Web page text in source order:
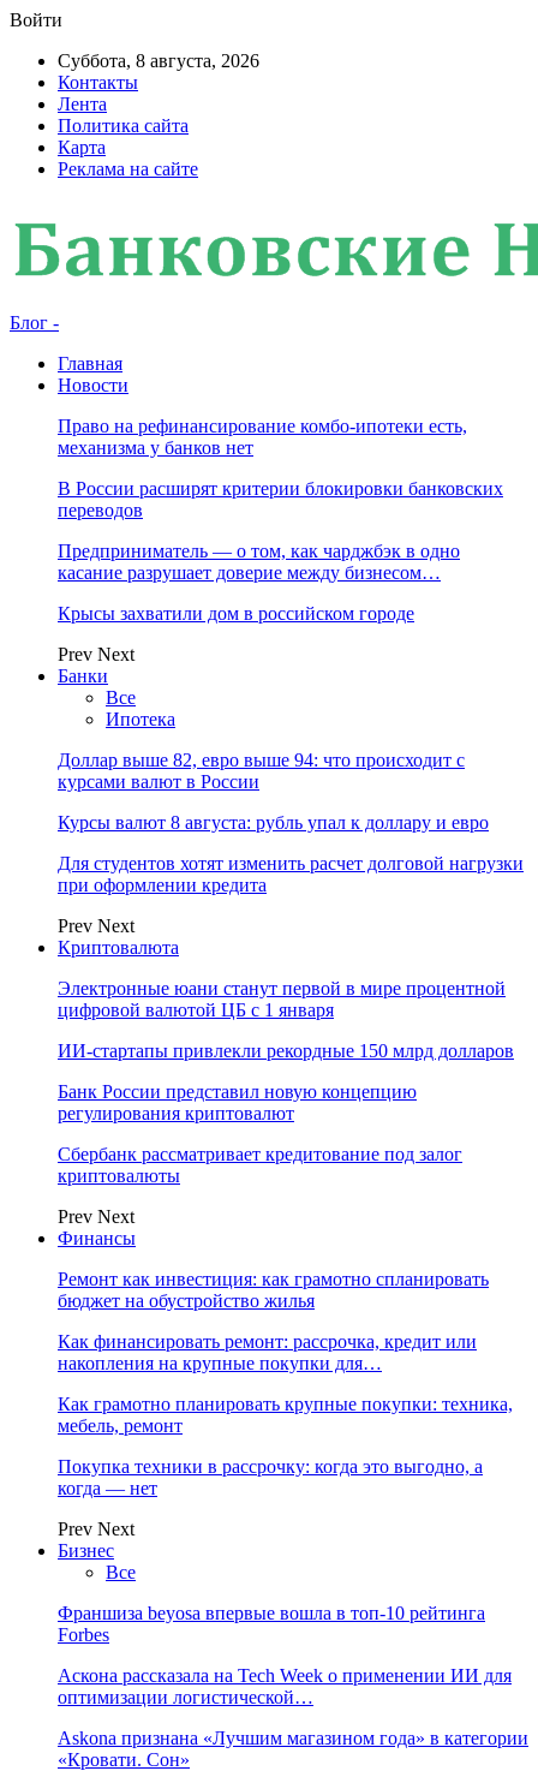
Войти
Суббота, 8 августа, 2026
Контакты
Лента
Политика сайта
Карта
Реклама на сайте
Блог -
Главная
Новости
Право на рефинансирование комбо-ипотеки есть,
механизма у банков нет
В России расширят критерии блокировки банковских
переводов
Предприниматель — о том, как чарджбэк в одно
касание разрушает доверие между бизнесом…
Крысы захватили дом в российском городе
Prev Next
Банки
Все
Ипотека
Доллар выше 82, евро выше 94: что происходит с
курсами валют в России
Курсы валют 8 августа: рубль упал к доллару и евро
Для студентов хотят изменить расчет долговой нагрузки
при оформлении кредита
Prev Next
Криптовалюта
Электронные юани станут первой в мире процентной
цифровой валютой ЦБ с 1 января
ИИ-стартапы привлекли рекордные 150 млрд долларов
Банк России представил новую концепцию
регулирования криптовалют
Сбербанк рассматривает кредитование под залог
криптовалюты
Prev Next
Финансы
Ремонт как инвестиция: как грамотно спланировать
бюджет на обустройство жилья
Как финансировать ремонт: рассрочка, кредит или
накопления на крупные покупки для…
Как грамотно планировать крупные покупки: техника,
мебель, ремонт
Покупка техники в рассрочку: когда это выгодно, а
когда — нет
Prev Next
Бизнес
Все
Франшиза beyosa впервые вошла в топ-10 рейтинга
Forbes
Аскона рассказала на Tech Week о применении ИИ для
оптимизации логистической…
Askona признана «Лучшим магазином года» в категории
«Кровати. Сон»